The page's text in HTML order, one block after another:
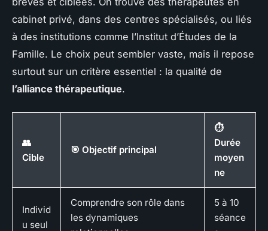
cabinet privé, dans des centres spécialisés, ou liés
à des institutions comme l’Institut d’Études de la
Famille. Le choix peut sembler vaste, mais il repose
surtout sur un critère essentiel : la qualité de
l’alliance thérapeutique.
👥
Cible
🎯 Objectif principal
⏱️
Durée
moyen
ne
Individ
u seul
Comprendre son rôle dans
les dynamiques
5 à 10
séance